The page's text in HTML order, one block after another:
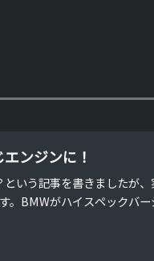
ンジンに！
いう記事を書きましたが
。BMWがハイスペックバー